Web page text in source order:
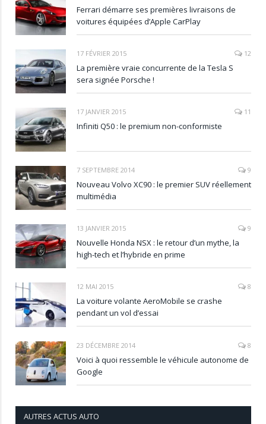
Ferrari démarre ses premières livraisons de
voitures équipées d’Apple CarPlay
17 FÉVRIER 2015 12
La première vraie concurrente de la Tesla S
sera signée Porsche !
17 JANVIER 2015 11
Infiniti Q50 : le premium non-conformiste
7 SEPTEMBRE 2014 9
Nouveau Volvo XC90 : le premier SUV réellement
multimédia
13 JANVIER 2015 9
Nouvelle Honda NSX : le retour d’un mythe, la
high-tech et l’hybride en prime
12 MAI 2015 8
La voiture volante AeroMobile se crashe
pendant un vol d’essai
23 DÉCEMBRE 2014 8
Voici à quoi ressemble le véhicule autonome de
Google
AUTRES ACTUS AUTO